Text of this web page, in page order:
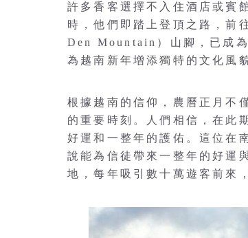
許多香客選擇不入住酒店或賓
時，他們即踏上登頂之路，前
Den Mountain）山腳，已成
為越南新年增添獨特的文化風
根據越南的信仰，農曆正月不
的重要時刻。人們相信，在此
好運和一整年的護佑。這位在
說能為信徒帶來一整年的好運
地，每年吸引數十萬遊客前來